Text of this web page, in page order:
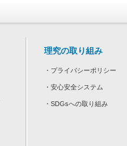
理究の取り組み
・ プライバシーポリシー
・ 安心安全システム
・ SDGsへの取り組み